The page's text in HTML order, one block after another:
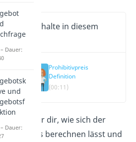
Inhalte in diesem
Prohibitivpreis
Definition
(00:11)
zeigen wir dir, wie sich der
berechnen lässt und
Dauer:
und
Dauer: